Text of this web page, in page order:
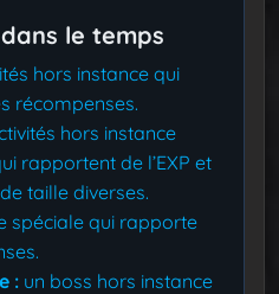
le temps
hors instance qui
récompenses.
hors instance
rapportent de l’EXP et
taille diverses.
spéciale qui rapporte
: un boss hors instance